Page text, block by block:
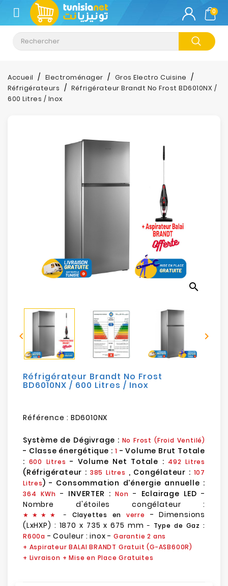
CATÉGORIE
Climatisation
Informatique
Téléphonie
Bureautique
Sécurité
Mobilités
Loisirs
0
Accueil Electroménager
Gros Electro Cuisine
Réfrigérateurs
Réfrigérateur Brandt No Frost BD6010NX /
600 Litres / Inox
search
 
Réfrigérateur Brandt No Frost
BD6010NX / 600 Litres / Inox
Référence : BD6010NX
Système de Dégivrage : No Frost (Froid Ventilé)
- Classe énergétique : 1 - Volume Brut Totale
: 600 Litres - Volume Net Totale : 492 Litres
(Réfrigérateur : 385 Litres , Congélateur : 107
Litres) - Consommation d'énergie annuelle :
364 KWh - INVERTER :Non- Eclairage LED -
Nombre d'étoiles congélateur :
★ ★ ★★ - Clayettes en verre
- Dimensions
(LxHXP) : 1870 x 735 x 675 mm - Type de Gaz :
R600a - Couleur : inox -Garantie 2 ans
+ Aspirateur BALAI BRANDT Gratuit (G-ASB600R)
+ Livraison + Mise en Place Gratuites